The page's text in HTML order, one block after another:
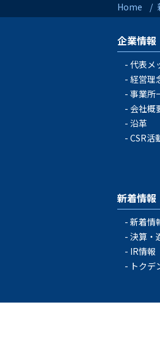
Home
企業情報
代表メ
経営理
事業所
会社概
沿革
CSR活
新着情報
新着情
決算・
IR情報
トクデ